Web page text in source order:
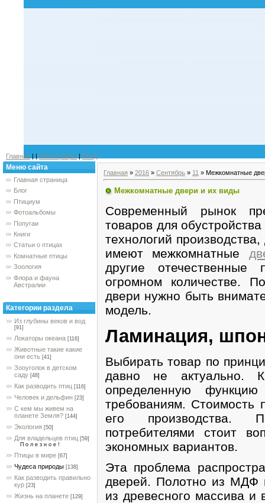
Главная | | Регистрация | Вход
Меню сайта
Главная страница
Блог
Птициум
Фотоальбомы
Попугаи
Книги
Статьи о птицах
Комнатные птицы
Зоология
Флора и фауна
Австралии
Категории раздела
Из глубины веков и вод
[91]
Локаторы океана [116]
Животные такие какие
они есть [41]
Зооуголок в детском
саду [48]
Как разводить птиц [116]
Человек и дельфин [23]
С кем мы живем на
планете Земля? [144]
Экология [50]
Для владельцев птиц [59]
П о л е з н о е !
Птицы в мире [67]
Чудеса природы [138]
Как разводить правильно
кур [23]
Жизнь на планете [129]
Главная » 2016 » Сентябрь » 11 » Межкомнатные
Межкомнатные двери и их виды
Современный рынок
товаров для
технологий
имеют межкомнатные
другие отечественные
огромном количестве.
двери нужно быть
модель.
Ламинация,
Выбирать товар по
давно не актуально.
определенную
требованиям. Стоимость
его производства.
потребителями стоит
экономных вариантов.
Эта проблема
дверей. Полотно из МДФ
из древесного массива и